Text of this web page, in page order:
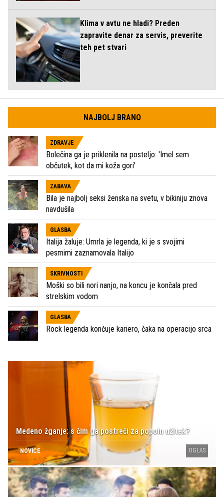
Klima v avtu ne hladi? Preden
zapravite denar za servis, preverite
teh pet stvari
NAJBOLJ BRANO
ZDRAVJE
Bolečina ga je priklenila na posteljo: 'Imel sem
občutek, kot da mi koža gori'
ZABAVA
Bila je najbolj seksi ženska na svetu, v bikiniju znova
navdušila
GLASBA
Italija žaluje: Umrla je legenda, ki je s svojimi
pesmimi zaznamovala Italijo
SKRIVNOSTI
Moški so bili nori nanjo, na koncu je končala pred
strelskim vodom
GLASBA
Rock legenda končuje kariero, čaka na operacijo srca
Medeno žganje: s čim ga postreči za popoln užitek?
NOVICE OGLAS